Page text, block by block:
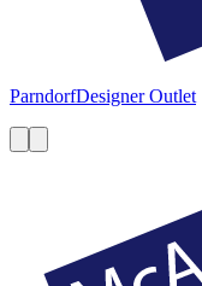
ParndorfDesigner Outlet